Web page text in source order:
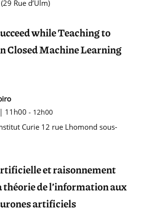
Rue d’Ulm)
while Teaching to
Closed Machine Learning
11h00 - 12h00
Curie 12 rue Lhomond sous-
et raisonnement
théorie de l’information aux
artificiels